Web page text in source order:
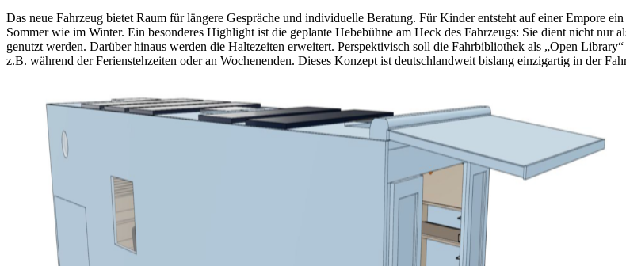
Das neue Fahrzeug bietet Raum für längere Gespräche und individuelle Beratung. Für Kinder entsteht auf einer Empore
Sommer wie im Winter. Ein besonderes Highlight ist die geplante Hebebühne am Heck des Fahrzeugs: Sie dient nicht nur
genutzt werden. Darüber hinaus werden die Haltezeiten erweitert. Perspektivisch soll die Fahrbibliothek als „Open
z.B. während der Ferienstehzeiten oder an Wochenenden. Dieses Konzept ist deutschlandweit bislang einzigartig in der